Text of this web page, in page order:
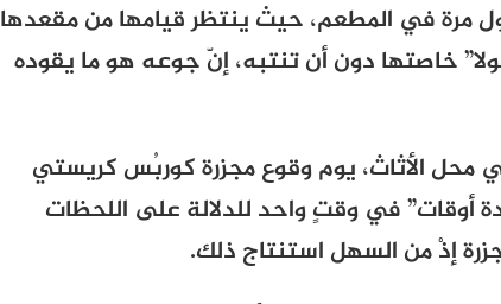
مرة في المطعم، حيث ينتظر قيامها من مقعدها
خاصتها دون أن تنتبه، إنّ جوعه هو ما يقوده
محل الأثاث، يوم وقوع مجزرة كوربُس كريستي
أوقات” في وقتٍ واحد للدلالة على اللحظات
إذْ من السهل استنتاج ذلك.